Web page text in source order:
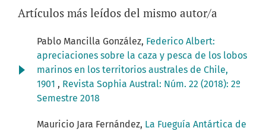
Artículos más leídos del mismo autor/a
Pablo Mancilla González, Federico Albert:
apreciaciones sobre la caza y pesca de los lobos
marinos en los territorios australes de Chile,
1901 , Revista Sophia Austral: Núm. 22 (2018): 2º
Semestre 2018
Mauricio Jara Fernández, La Fueguía Antártica de